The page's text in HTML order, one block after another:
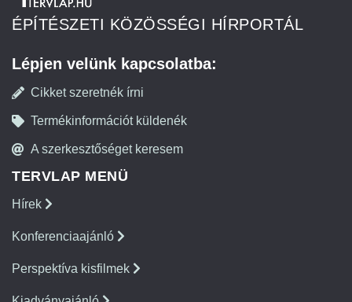
ÉPÍTÉSZETI KÖZÖSSÉGI HÍRPORTÁL
Lépjen velünk kapcsolatba:
Cikket szeretnék írni
Termékinformációt küldenék
A szerkesztőséget keresem
TERVLAP MENÜ
Hírek
Konferenciaajánló
Perspektíva kisfilmek